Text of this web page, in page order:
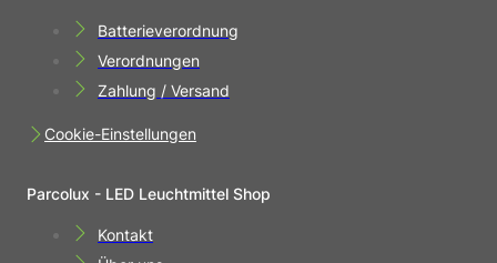
Batterieverordnung
Verordnungen
Zahlung / Versand
Cookie-Einstellungen
Parcolux - LED Leuchtmittel Shop
Kontakt